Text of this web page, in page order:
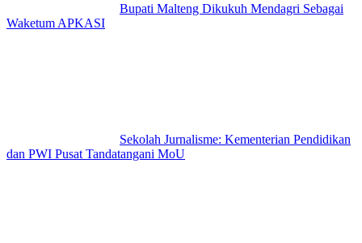
Bupati Malteng Dikukuh Mendagri Sebagai
Waketum APKASI
Sekolah Jurnalisme: Kementerian Pendidikan
dan PWI Pusat Tandatangani MoU